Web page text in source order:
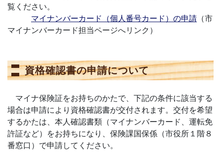
覧ください。
マイナンバーカード（個人番号カード）の申請 （市
マイナンバーカード担当ページへリンク）
資格確認書の申請について
マイナ保険証をお持ちのかたで、下記の条件に該当する
場合は申請により資格確認書が交付されます。交付を希望
するかたは、本人確認書類（マイナンバーカード、運転免
許証など）をお持ちになり、保険課国保係（市役所１階８
番窓口）で申請してください。